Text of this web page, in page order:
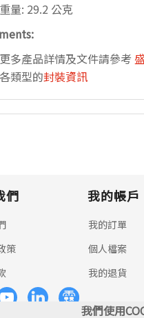
我們使用
重量: 29.2 公克
更多產品詳情及文件請參考
各類型的封裝資訊
們
策
我的帳戶
我的訂單
個人檔案
我的退貨